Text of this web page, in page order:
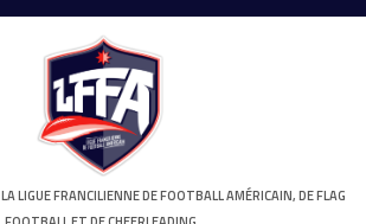
LIGUE FRANCILIENNE DE FOOTBALL AMÉRICAIN, DE FLAG